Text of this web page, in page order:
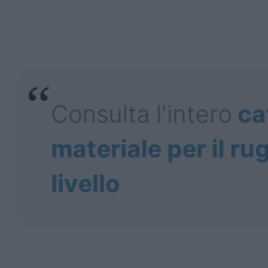
Consulta l'intero
materiale per il
livello